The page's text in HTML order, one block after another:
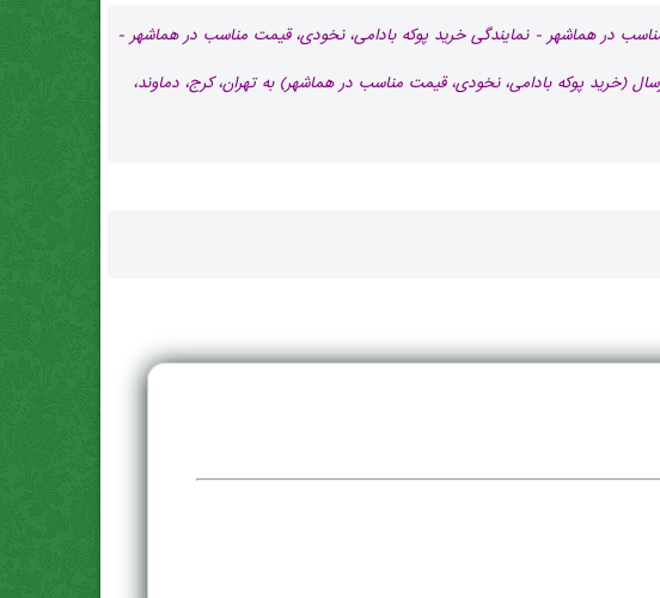
در هماشهر - نمایندگی خرید پوکه بادامی، نخودی، قیمت مناسب در هماشهر -
(خرید پوکه بادامی، نخودی، قیمت مناسب در هماشهر) به تهران، کرج، دماوند،